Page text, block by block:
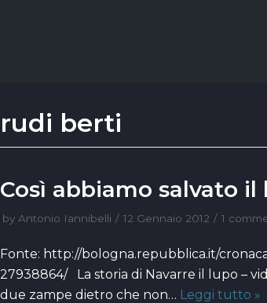
rudi berti
Così abbiamo salvato il
by Antonio Iannibelli 12 Gennaio 2012 1
Fonte: http://bologna.repubblica.it/
27938864/ La storia di Navarre il lupo –
due zampe dietro che non… Leggi tutto »